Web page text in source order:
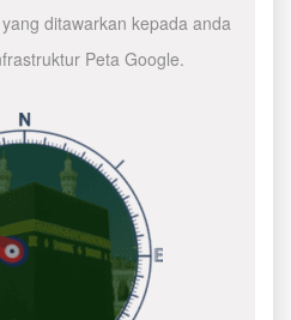
ditawarkan kepada anda
Peta Google.